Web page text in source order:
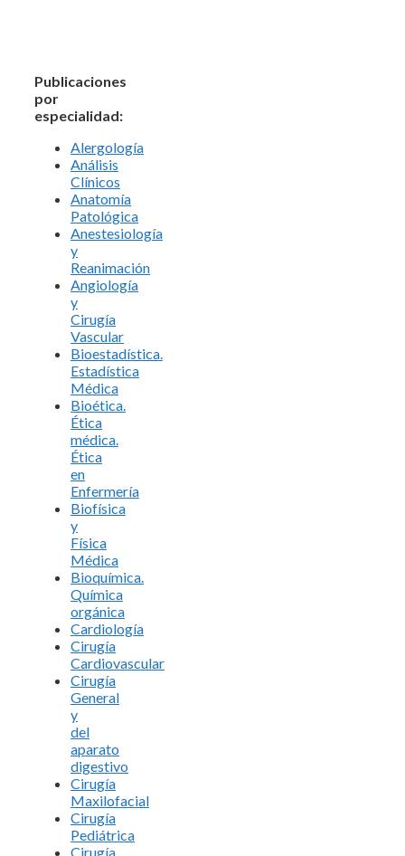
Publicaciones
por
especialidad:
Alergología
Análisis
Clínicos
Anatomía
Patológica
Anestesiología
y
Reanimación
Angiología
y
Cirugía
Vascular
Bioestadística.
Estadística
Médica
Bioética.
Ética
médica.
Ética
en
Enfermería
Biofísica
y
Física
Médica
Bioquímica.
Química
orgánica
Cardiología
Cirugía
Cardiovascular
Cirugía
General
y
del
aparato
digestivo
Cirugía
Maxilofacial
Cirugía
Pediátrica
Cirugía